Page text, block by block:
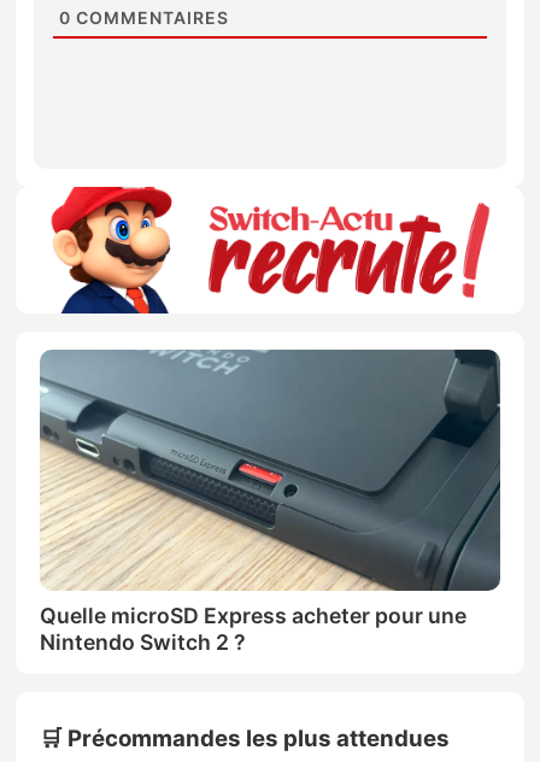
0 COMMENTAIRES
Quelle microSD Express acheter pour une
Nintendo Switch 2 ?
🛒 Précommandes les plus attendues